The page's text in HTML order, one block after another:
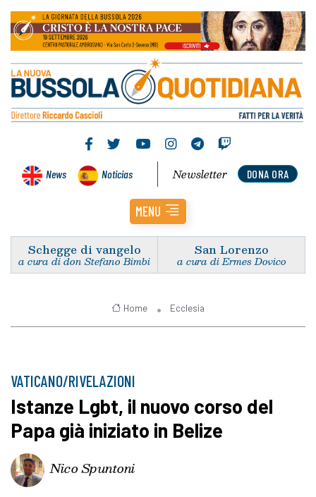
News Noticias DONA ORA
Newsletter
MENU
Schegge di vangelo
a cura di don Stefano Bimbi
San Lorenzo
a cura di Ermes Dovico
Home Ecclesia
VATICANO/RIVELAZIONI
Istanze Lgbt, il nuovo corso del
Papa già iniziato in Belize
Nico Spuntoni